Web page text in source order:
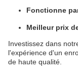
Fonctionne
Meilleur prix
Investissez dans
l'expérience d'un
de haute qualité.